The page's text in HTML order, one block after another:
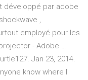
développé par adobe
,
employé pour les
- Adobe …
Jan 23, 2014.
know where I